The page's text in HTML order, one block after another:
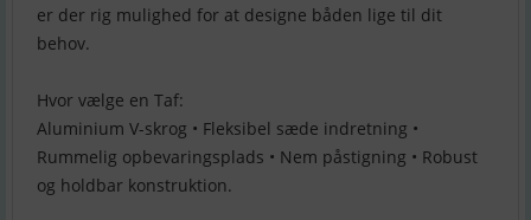
er der rig mulighed for at designe båden lige til dit
behov.
Hvor vælge en Taf:
Aluminium V-skrog • Fleksibel sæde indretning •
Rummelig opbevaringsplads • Nem påstigning • Robust
og holdbar konstruktion.